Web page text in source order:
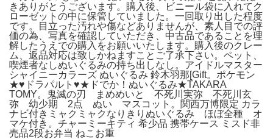
きありがとうございます。購入後、ビニール袋に入れてク
ローゼットの中に保管していました。一回取り出した程度
です。目立った汚れや傷などありませんが、素人目での評
価の為、写真を確認していただき、中古品であることを理
解したうえでの購入をお願いいたします。購入後のクレー
ム、返品対応は致しかねますことご了承下さい。ペット、
喫煙者なしぬいぐるみの持ち出しなし。アイドルマスター
シャイニーカラーズ ぬいぐるみ 鈴木羽那[Gift。ポケモン
★♥ドラパルト♥★ドでか！ぬいぐるみ★TAKARA
TOMY。鬼滅の刃 まめめいと 不死川実弥 不死川玄
弥 幼少期 2点 ぬい マスコット。関西万博限定 カラ
ナビ付きミャクミャクなりきりぬいぐるみ ほぼ全種 オ
マケ付き。チャーミーキティ 希少品 携帯ケース ミスド非
売品2段お弁当 ねこお重